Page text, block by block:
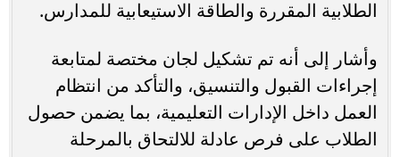
الطلابية المقررة والطاقة الاستيعابية للمدارس.
وأشار إلى أنه تم تشكيل لجان مختصة لمتابعة
إجراءات القبول والتنسيق، والتأكد من انتظام
العمل داخل الإدارات التعليمية، بما يضمن حصول
الطلاب على فرص عادلة للالتحاق بالمرحلة